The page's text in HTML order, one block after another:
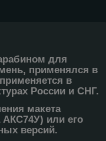
для
применялся в
в
России и СНГ.
макета
АКС74У) или его
версий.